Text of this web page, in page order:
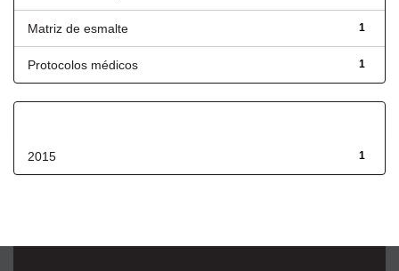
1
Matriz de esmalte
1
Protocolos médicos
1
2015